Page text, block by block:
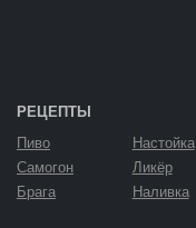
РЕЦЕПТЫ
Пиво
Самогон
Брага
Настойка
Ликёр
Наливка